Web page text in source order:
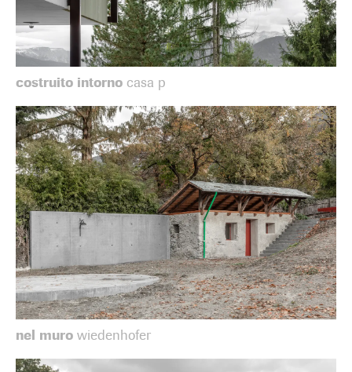
costruito intorno casa p
nel muro wiedenhofer